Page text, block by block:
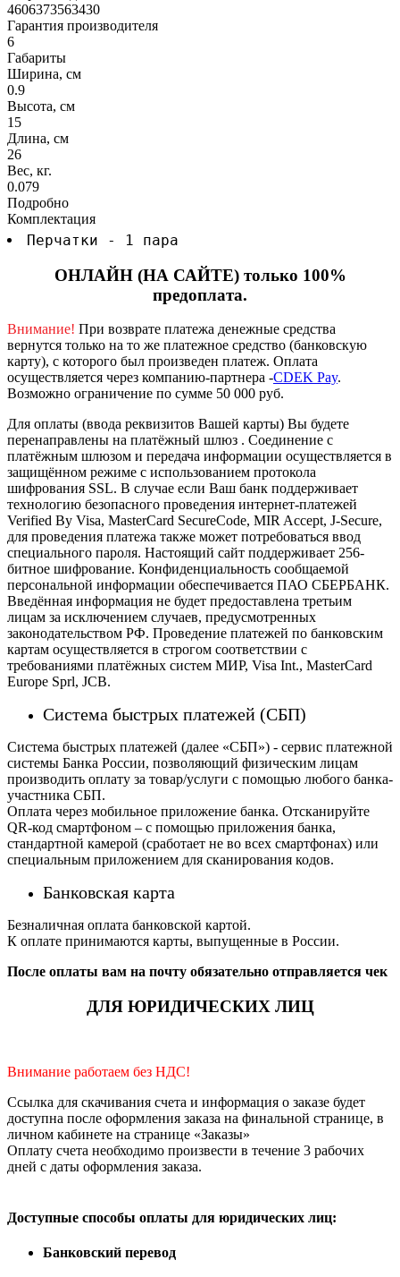
4606373563430
Гарантия производителя
6
Габариты
Ширина, см
0.9
Высота, см
15
Длина, см
26
Вес, кг.
0.079
Подробно
Комплектация
Перчатки - 1 пара
ОНЛАЙН (НА САЙТЕ) только 100%
предоплата.
Внимание! При возврате платежа денежные средства
вернутся только на то же платежное средство (банковскую
карту), с которого был произведен платеж. Оплата
осуществляется через компанию-партнера -CDEK Pay.
Возможно ограничение по сумме 50 000 руб.
Для оплаты (ввода реквизитов Вашей карты) Вы будете
перенаправлены на платёжный шлюз . Соединение с
платёжным шлюзом и передача информации осуществляется в
защищённом режиме с использованием протокола
шифрования SSL. В случае если Ваш банк поддерживает
технологию безопасного проведения интернет-платежей
Verified By Visa, MasterCard SecureCode, MIR Accept, J-Secure,
для проведения платежа также может потребоваться ввод
специального пароля. Настоящий сайт поддерживает 256-
битное шифрование. Конфиденциальность сообщаемой
персональной информации обеспечивается ПАО СБЕРБАНК.
Введённая информация не будет предоставлена третьим
лицам за исключением случаев, предусмотренных
законодательством РФ. Проведение платежей по банковским
картам осуществляется в строгом соответствии с
требованиями платёжных систем МИР, Visa Int., MasterCard
Europe Sprl, JCB.
Система быстрых платежей (СБП)
Система быстрых платежей (далее «СБП») - сервис платежной
системы Банка России, позволяющий физическим лицам
производить оплату за товар/услуги с помощью любого банка-
участника СБП.
Оплата через мобильное приложение банка. Отсканируйте
QR-код смартфоном – с помощью приложения банка,
стандартной камерой (сработает не во всех смартфонах) или
специальным приложением для сканирования кодов.
Банковская карта
Безналичная оплата банковской картой.
К оплате принимаются карты, выпущенные в России.
После оплаты вам на почту обязательно отправляется чек
ДЛЯ ЮРИДИЧЕСКИХ ЛИЦ
Внимание работаем без НДС!
Ссылка для скачивания счета и информация о заказе будет
доступна после оформления заказа на финальной странице, в
личном кабинете на странице «Заказы»
Оплату счета необходимо произвести в течение 3 рабочих
дней с даты оформления заказа.
Доступные способы оплаты для юридических лиц:
Банковский перевод